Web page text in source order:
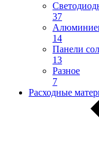
37
14
Панели
13
Разное
7
Расходные